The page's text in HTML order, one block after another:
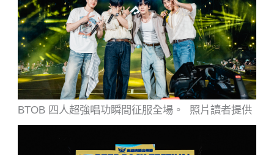
BTOB 四人超強唱功瞬間征服全場。 照片讀者提供